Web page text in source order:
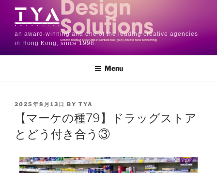
an award-winning and one of the leading creative agencies
in Hong Kong, since 1998.
Menu
2025年8月13日 BY TYA
【マーケの種79】ドラッグストア
とどう付き合う③